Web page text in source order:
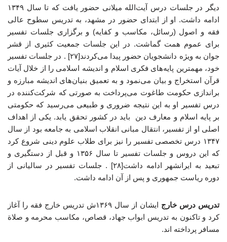
دیگر در جلسات درس آیت‌الله میلانی حضور یافت که تا سال ۱۳۴۹
ادامه داشت. او از ابتدای حضور در مشهد، به تدریس سطوح عالی
فقه و اصول (رسائل، مکاسب و کفایه) و برگزاری جلسات تفسیر
برای عموم همت گماشت. در این جلسات جمعیت کثیری از قشر
جوان به ویژه دانشجویان حضور پیدا می‌کردند[۲۷] . در جلسات تفسیر
خود، مهمترین پایه‌های فکری اسلام و اندیشه اسلامی را از خلال آیات
قرآن استخراج و بیان می‌نمود و به تعمیق بنیان‌های اندیشه مبارزه و
براندازی حکومت طاغوت می‌پرداخت به صورتی که شرکت‌کننده در
درس تفسیر او به این نتیجه ضروری و طبیعی می‌رسید که حکومتی
بر پایه اسلام و معارف دین باید در کشور تحقق یابد. یکی از اهداف
اصلی او از تفسیر، انتقال مبانی انقلاب اسلامی به جامعه بود از سال
۱۳۴۷ درس تخصصی تفسیر را نیز برای طلاب علوم دینی شروع کرد
که این دروس و جلسات تفسیر تا سال ۱۳۵۶ و قبل از دستگیری و
تبعید به ایرانشهر ادامه داشت[۲۸] . جلسات تفسیر در سالیانی از
دوره ریاست جمهوری و پس از آن ادامه داشت.
تدریس درس خارج
ایشان از سال ۱۳۶۹ش تدریس خارج فقه را آغاز
کرد و تاکنون به تدریس ابواب جهاد، قصاص، مکاسب محرمه و صلاة
مسافر پرداخته اند.